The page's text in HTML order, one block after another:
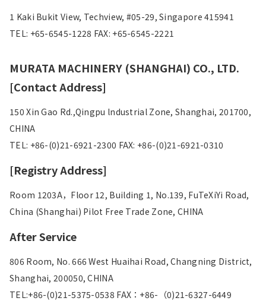
1 Kaki Bukit View, Techview, #05-29, Singapore 415941
TEL: +65-6545-1228 FAX: +65-6545-2221
MURATA MACHINERY (SHANGHAI) CO., LTD.
[Contact Address]
150 Xin Gao Rd.,Qingpu lndustrial Zone, Shanghai, 201700,
CHINA
TEL: +86-(0)21-6921-2300 FAX: +86-(0)21-6921-0310
[Registry Address]
Room 1203A，Floor 12, Building 1, No.139, FuTeXiYi Road,
China (Shanghai) Pilot Free Trade Zone, CHINA
After Service
806 Room, No. 666 West Huaihai Road, Changning District,
Shanghai, 200050, CHINA
TEL:+86-(0)21-5375-0538 FAX：+86-（0)21-6327-6449